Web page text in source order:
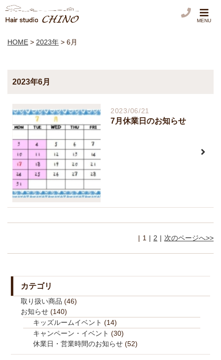
MENU
HOME > 2023年 > 6月
2023年6月
2023/06/21
7月休業日のお知らせ
1 2 次のページへ>>
カテゴリ
取り扱い商品 (46)
お知らせ (140)
キッズルームイベント (14)
キャンペーン・イベント (30)
休業日・営業時間のお知らせ (52)